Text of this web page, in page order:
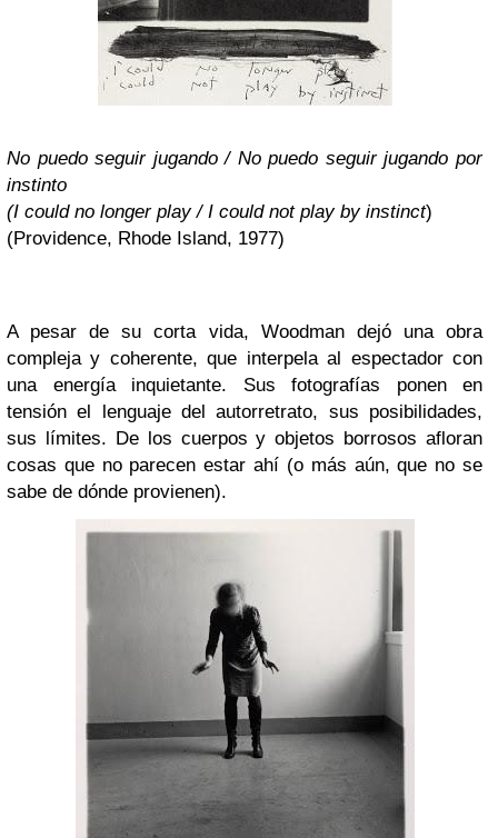
No puedo seguir jugando / No puedo seguir jugando por
instinto
(I could no longer play / I could not play by instinct)
(Providence, Rhode Island, 1977)
A pesar de su corta vida, Woodman dejó una obra
compleja y coherente, que interpela al espectador con
una energía inquietante. Sus fotografías ponen en
tensión el lenguaje del autorretrato, sus posibilidades,
sus límites. De los cuerpos y objetos borrosos afloran
cosas que no parecen estar ahí (o más aún, que no se
sabe de dónde provienen).